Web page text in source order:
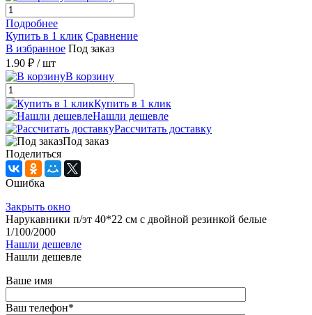
Подробнее
Купить в 1 клик Сравнение
В избранное Под заказ
1.90 ₽ / шт
В корзину
Купить в 1 клик
Нашли дешевле
Рассчитать доставку
Под заказ
Поделиться
Ошибка
Закрыть окно
Нарукавники п/эт 40*22 см с двойной резинкой белые
1/100/2000
Нашли дешевле
Нашли дешевле
Ваше имя
Ваш телефон*